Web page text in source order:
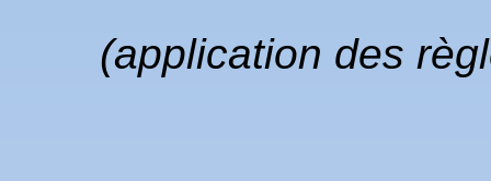
(application des